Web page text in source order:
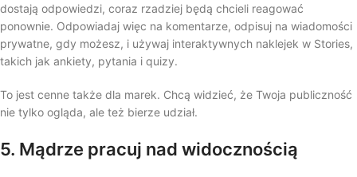
dostają odpowiedzi, coraz rzadziej będą chcieli reagować
ponownie. Odpowiadaj więc na komentarze, odpisuj na wiadomości
prywatne, gdy możesz, i używaj interaktywnych naklejek w Stories,
takich jak ankiety, pytania i quizy.
To jest cenne także dla marek. Chcą widzieć, że Twoja publiczność
nie tylko ogląda, ale też bierze udział.
5. Mądrze pracuj nad widocznością